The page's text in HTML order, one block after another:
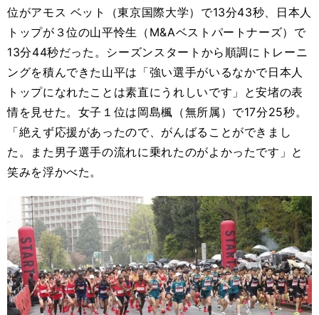
位がアモス ベット（東京国際大学）で13分43秒、日本人
トップが３位の山平怜生（M&Aベストパートナーズ）で
13分44秒だった。シーズンスタートから順調にトレーニ
ングを積んできた山平は「強い選手がいるなかで日本人
トップになれたことは素直にうれしいです」と安堵の表
情を見せた。女子１位は岡島楓（無所属）で17分25秒。
「絶えず応援があったので、がんばることができまし
た。また男子選手の流れに乗れたのがよかったです」と
笑みを浮かべた。